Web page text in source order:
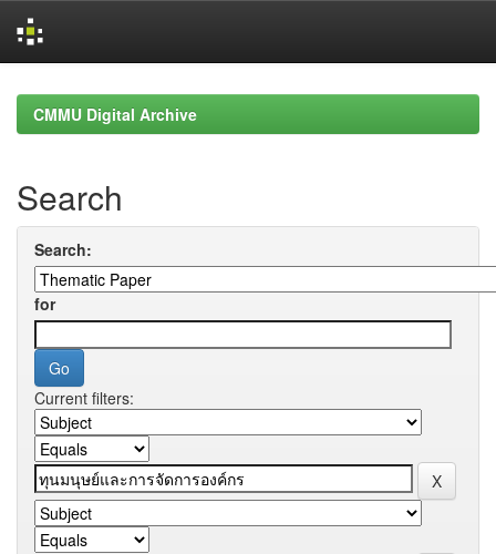
navigationCMMU Digital Archive
Search
Search:
for
Current filters: